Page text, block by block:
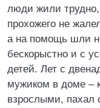
люди жили
прохожего не
а на помощь шли
бескорыстно и с
детей. Лет с
мужиком в доме –
взрослыми, пахал